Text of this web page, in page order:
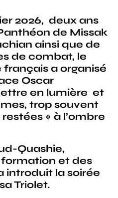
2026, deux ans
de Missak
ainsi que de
de combat, le
a organisé
Oscar
en lumière et
trop souvent
« à l’ombre
Quashie,
et des
introduit la soirée
Triolet.